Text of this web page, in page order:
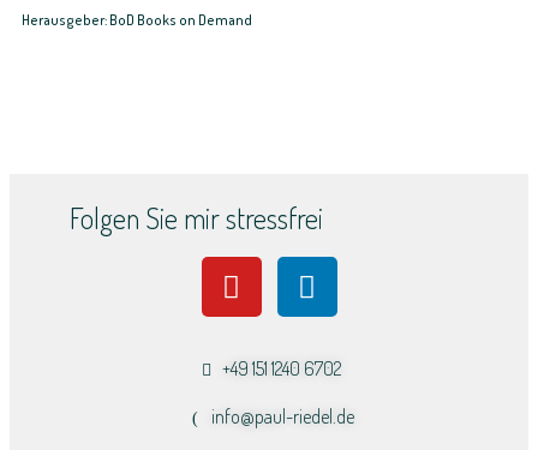
Herausgeber: BoD Books on Demand
Folgen Sie mir stressfrei
+49 151 1240 6702
info@paul-riedel.de​